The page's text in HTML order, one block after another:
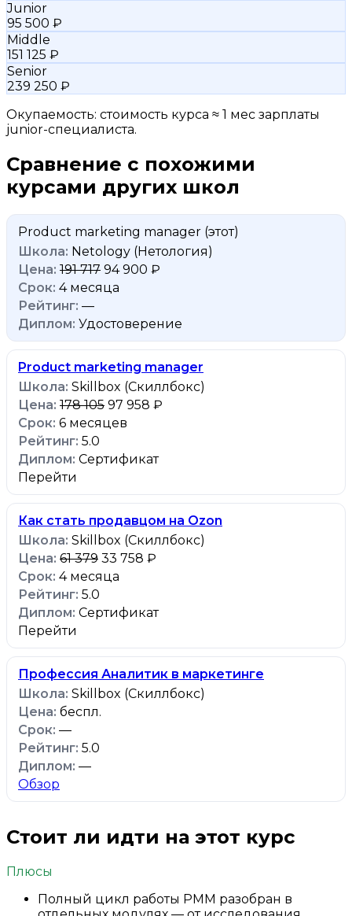
Junior
95 500 ₽
Middle
151 125 ₽
Senior
239 250 ₽
Окупаемость: стоимость курса ≈ 1 мес зарплаты
junior-специалиста.
Сравнение с похожими
курсами других школ
Product marketing manager (этот)
Netology (Нетология)
191 717 94 900 ₽
4 месяца
—
Удостоверение
Product marketing manager
Skillbox (Скиллбокс)
178 105 97 958 ₽
6 месяцев
5.0
Сертификат
Перейти
Как стать продавцом на Ozon
Skillbox (Скиллбокс)
61 379 33 758 ₽
4 месяца
5.0
Сертификат
Перейти
Профессия Аналитик в маркетинге
Skillbox (Скиллбокс)
беспл.
—
5.0
—
Обзор
Стоит ли идти на этот курс
Плюсы
Полный цикл работы PMM разобран в